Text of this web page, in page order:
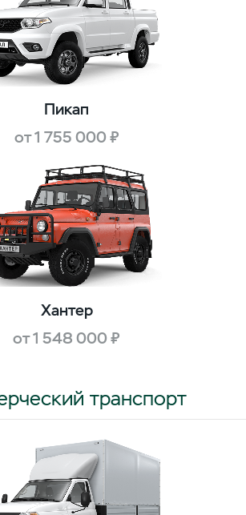
Пикап
от 1 755 000 ₽
Хантер
от 1 548 000 ₽
транспорт